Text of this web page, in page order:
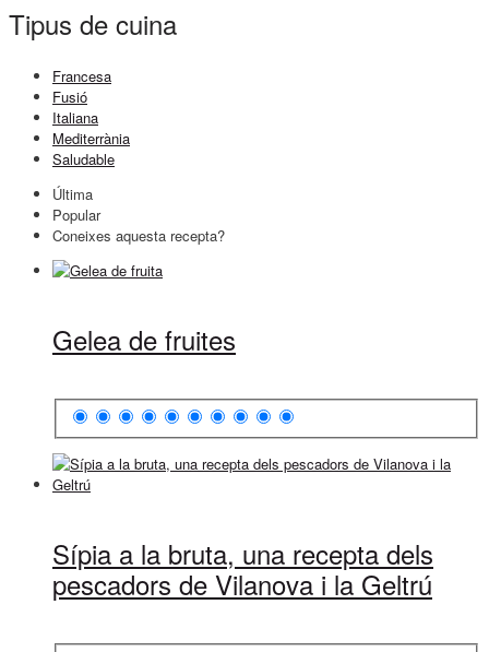
Tipus de cuina
Francesa
Fusió
Italiana
Mediterrània
Saludable
Última
Popular
Coneixes aquesta recepta?
Gelea de fruites
Sípia a la bruta, una recepta dels
pescadors de Vilanova i la Geltrú